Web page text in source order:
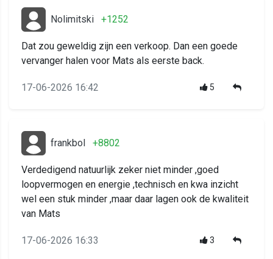
Nolimitski +1252
Dat zou geweldig zijn een verkoop. Dan een goede
vervanger halen voor Mats als eerste back.
17-06-2026 16:42 5
frankbol +8802
Verdedigend natuurlijk zeker niet minder ,goed
loopvermogen en energie ,technisch en kwa inzicht
wel een stuk minder ,maar daar lagen ook de kwaliteit
van Mats
17-06-2026 16:33 3